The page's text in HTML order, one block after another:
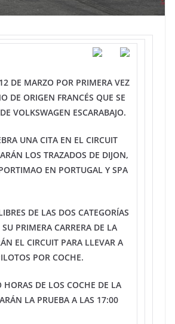
DE MARZO POR PRIMERA VEZ
DE ORIGEN FRANCÉS QUE SE
VOLKSWAGEN ESCARABAJO.
UNA CITA EN EL CIRCUIT
LOS TRAZADOS DE DIJON,
EN PORTUGAL Y SPA
DE LAS DOS CATEGORÍAS
PRIMERA CARRERA DE LA
EL CIRCUIT PARA LLEVAR A
POR COCHE.
DE LOS COCHE DE LA
LA PRUEBA A LAS 17:00